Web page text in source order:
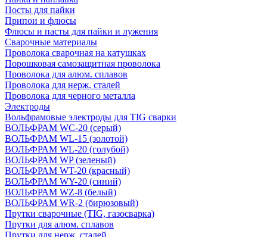
Посты для пайки
Припои и флюсы
Флюсы и пасты для пайки и лужения
Сварочные материалы
Проволока сварочная на катушках
Порошковая самозащитная проволока
Проволока для алюм. сплавов
Проволока для нерж. сталей
Проволока для черного металла
Электроды
Вольфрамовые электроды для TIG сварки
ВОЛЬФРАМ WC-20 (серый)
ВОЛЬФРАМ WL-15 (золотой)
ВОЛЬФРАМ WL-20 (голубой)
ВОЛЬФРАМ WP (зеленый)
ВОЛЬФРАМ WT-20 (красный)
ВОЛЬФРАМ WY-20 (синий)
ВОЛЬФРАМ WZ-8 (белый)
ВОЛЬФРАМ WR-2 (бирюзовый)
Прутки сварочные (TIG, газосварка)
Прутки для алюм. сплавов
Прутки для нерж. сталей